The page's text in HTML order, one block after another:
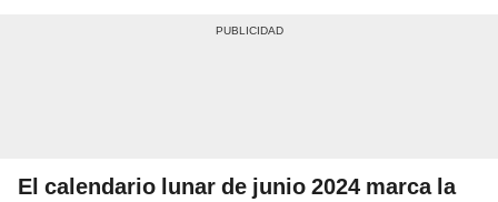
El calendario lunar de junio 2024 marca la